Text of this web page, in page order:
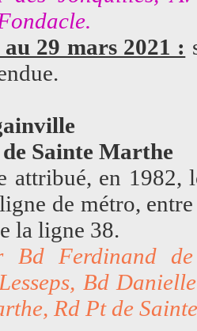
29 mars 2021 :
Sainte Marthe
attribué, en 1982,
de métro,
la ligne 38.
Bd Ferdinand
Bd
Rd Pt de